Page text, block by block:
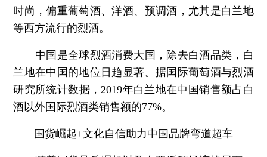
时尚，偏重葡萄酒、洋酒、预调酒，尤其是白兰地
等西方流行的烈酒。
中国是全球烈酒消费大国，除去白酒品类，白
兰地在中国的地位日趋显著。据国际葡萄酒与烈酒
研究所统计数据，2019年白兰地在中国销售额占白
酒以外国际烈酒类销售额的77%。
国货崛起+文化自信助力中国品牌弯道超车